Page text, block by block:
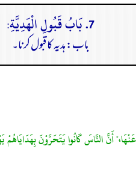
7. بَابُ قَبُولِ الْهَدِيَّةِ:
باب: ہدیہ کا قبول کرنا۔
أَنَّ النَّاسَ كَانُوا يَتَحَرَّوْنَ